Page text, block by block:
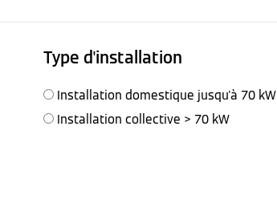
Type d'installation
Installation domestique jusqu'à 70 kW
Installation collective > 70 kW